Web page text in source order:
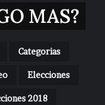
MAS?
Categorias
Elecciones
2018